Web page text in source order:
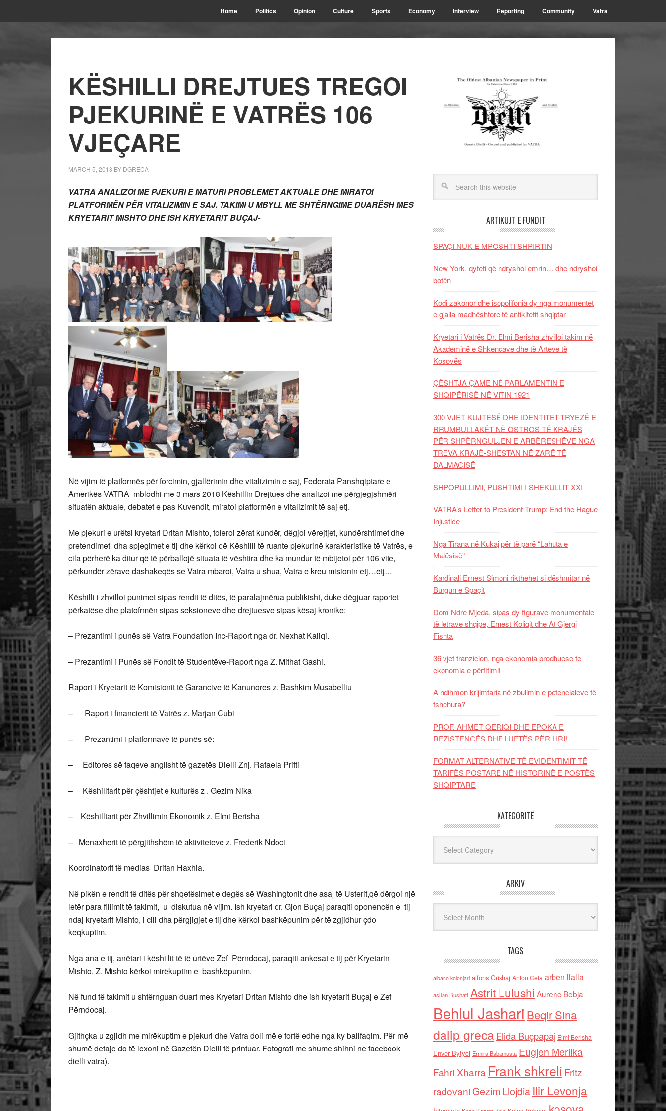
Home Politics Opinion Culture Sports Economy Interview Reporting Community Vatra
KËSHILLI DREJTUES TREGOI
PJEKURINË E VATRËS 106
VJEÇARE
MARCH 5, 2018 BY DGRECA
VATRA ANALIZOI ME PJEKURI E MATURI PROBLEMET AKTUALE DHE MIRATOI
PLATFORMËN PËR VITALIZIMIN E SAJ. TAKIMI U MBYLL ME SHTËRNGIME DUARËSH MES
KRYETARIT MISHTO DHE ISH KRYETARIT BUÇAJ-
Në vijim të platformës për forcimin, gjallërimin dhe vitalizimin e saj, Federata Panshqiptare e
Amerikës VATRA mblodhi me 3 mars 2018 Këshillin Drejtues dhe analizoi me përgjegjshmëri
situatën aktuale, debatet e pas Kuvendit, miratoi platformën e vitalizimit të saj etj.
Me pjekuri e urëtsi kryetari Dritan Mishto, toleroi zërat kundër, dëgjoi vërejtjet, kundërshtimet dhe
pretendimet, dha spjegimet e tij dhe kërkoi që Këshilli të ruante pjekurinë karakteristike të Vatrës, e
cila përherë ka ditur që të përballojë situata të vështira dhe ka mundur të mbijetoi për 106 vite,
përkundër zërave dashakeqës se Vatra mbaroi, Vatra u shua, Vatra e kreu misionin etj…etj…
Këshilli i zhvilloi punimet sipas rendit të ditës, të paralajmërua publikisht, duke dëgjuar raportet
përkatëse dhe platofrmën sipas seksioneve dhe drejtuesve sipas kësaj kronike:
– Prezantimi i punës së Vatra Foundation Inc-Raport nga dr. Nexhat Kaliqi.
– Prezantimi i Punës së Fondit të Studentëve-Raport nga Z. Mithat Gashi.
Raport i Kryetarit të Komisionit të Garancive të Kanunores z. Bashkim Musabelliu
– Raport i financierit të Vatrës z. Marjan Cubi
– Prezantimi i platformave të punës së:
– Editores së faqeve anglisht të gazetës Dielli Znj. Rafaela Prifti
– Këshilltarit për çështjet e kulturës z . Gezim Nika
– Këshilltarit për Zhvillimin Ekonomik z. Elmi Berisha
– Menaxherit të përgjithshëm të aktiviteteve z. Frederik Ndoci
Koordinatorit të medias Dritan Haxhia.
Në pikën e rendit të ditës për shqetësimet e degës së Washingtonit dhe asaj të Usterit,që dërgoi një
letër para fillimit të takimit, u diskutua në vijim. Ish kryetari dr. Gjon Buçaj paraqiti oponencën e tij
ndaj kryetarit Mishto, i cili dha përgjigjet e tij dhe kërkoi bashkëpunim për të zgjidhur çdo
keqkuptim.
Nga ana e tij, anëtari i këshillit të të urtëve Zef Përndocaj, paraqiti ankesat e tij për Kryetarin
Mishto. Z. Mishto kërkoi mirëkuptim e bashkëpunim.
Në fund të takimit u shtërnguan duart mes Kryetari Dritan Mishto dhe ish kryetarit Buçaj e Zef
Përndocaj.
Gjithçka u zgjidh me mirëkuptim e pjekuri dhe Vatra doli më e fortë edhe nga ky ballfaqim. Për më
shumë detaje do të lexoni në Gazetën Dielli të printuar. Fotografi me shume shihni ne facebook
dielli vatra).
ARTIKUJT E FUNDIT
SPAÇI NUK E MPOSHTI SHPIRTIN
New York, qyteti që ndryshoi emrin… dhe ndryshoi
botën
Kodi zakonor dhe isopolifonia dy nga monumentet
e gjalla madhështore të antikitetit shqiptar
Kryetari i Vatrës Dr. Elmi Berisha zhvilloi takim në
Akademinë e Shkencave dhe të Arteve të
Kosovës
ÇËSHTJA ÇAME NË PARLAMENTIN E
SHQIPËRISË NË VITIN 1921
300 VJET KUJTESË DHE IDENTITET-TRYEZË E
RRUMBULLAKËT NË OSTROS TË KRAJËS
PËR SHPËRNGULJEN E ARBËRESHËVE NGA
TREVA KRAJË-SHESTAN NË ZARË TË
DALMACISË
SHPOPULLIMI, PUSHTIMI I SHEKULLIT XXI
VATRA’s Letter to President Trump: End the Hague
Injustice
Nga Tirana në Kukaj për të parë “Lahuta e
Malësisë”
Kardinali Ernest Simoni rikthehet si dëshmitar në
Burgun e Spaçit
Dom Ndre Mjeda, sipas dy figurave monumentale
të letrave shqipe, Ernest Koliqit dhe At Gjergj
Fishta
36 vjet tranzicion, nga ekonomia prodhuese te
ekonomia e përfitimit
A ndihmon krijimtaria në zbulimin e potencialeve të
fshehura?
PROF. AHMET QERIQI DHE EPOKA E
REZISTENCЁS DHE LUFTЁS PЁR LIRI!
FORMAT ALTERNATIVE TË EVIDENTIMIT TË
TARIFËS POSTARE NË HISTORINË E POSTËS
SHQIPTARE
KATEGORITË
ARKIV
TAGS
albano kolonjari alfons Grishaj Anton Cefa arben llalla
asllan Bushati Astrit Lulushi Aurenc Bebja
Behlul Jashari Beqir Sina
dalip grecaElida Buçpapaj Elmi Berisha
Enver Bytyci Ermira Babamusta Eugjen Merlika
Fahri Xharra Frank shkreli Fritz
radovaniGezim Llojdia Ilir Levonja